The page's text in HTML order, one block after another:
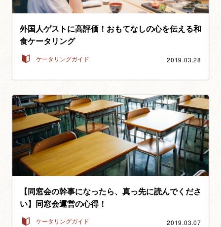
外国人ゲストに高評価！おもてなしの心を伝える和
食ケータリング
ケータリングガイド 2019.03.28
【同窓会の幹事になったら、真っ先に読んでくださ
い】同窓会運営の心得！
ケータリングガイド 2019.03.07